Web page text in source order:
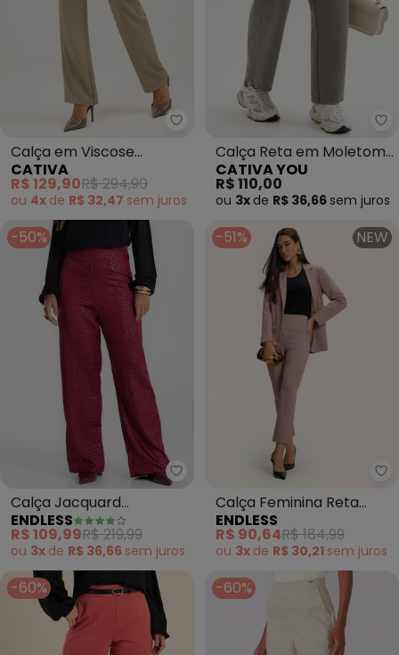
Cativa - Calça em Viscose
Calça em Viscose
(Marrom Claro)
CATIVA
R$ 129,90R$ 294,90
ou 4x de R$ 32,47 sem juros
Calça Reta em Moletom
(Marrom Claro)
CATIVA YOU
R$ 110,00
ou 3x de R$ 36,66 sem juros
-50%
Endless - Calça Jacquard
Calça Jacquard
Acetinado Onças
(Vermelho)
ENDLESS
R$ 109,99R$ 219,99
ou 3x de R$ 36,66 sem juros
-51% NEW
Calça Feminina Reta
Ponto Roma (Rosa)
ENDLESS
R$ 90,64R$ 184,99
ou 3x de R$ 30,21 sem juros
-60% -60%